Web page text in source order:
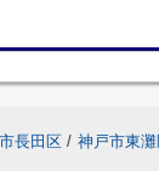
長田区 / 神戸市東